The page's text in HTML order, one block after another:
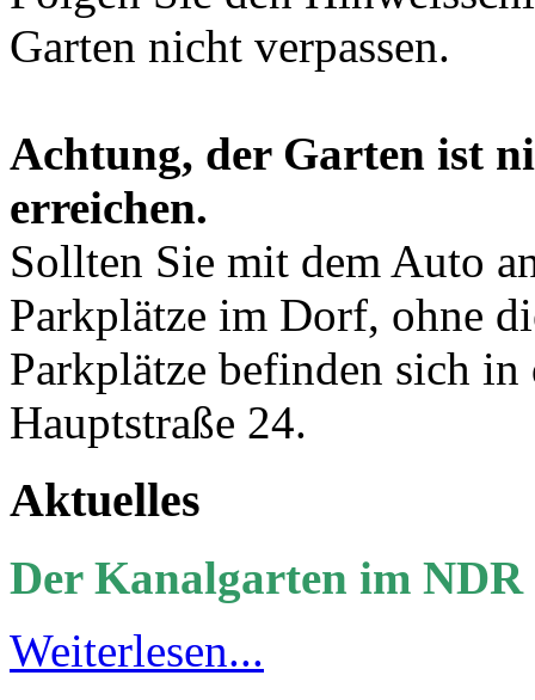
Garten nicht verpassen.
Achtung, der Garten ist
erreichen.
Sollten Sie mit dem Auto
Parkplätze im Dorf, ohne
Parkplätze befinden sich in
Hauptstraße 24.
Aktuelles
Der Kanalgarten im NDR
Weiterlesen...